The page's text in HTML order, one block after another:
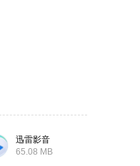
迅雷影音
65.08 MB
微信